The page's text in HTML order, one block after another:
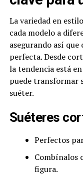
La variedad en
cada modelo a
asegurando así
perfecta. Desde
la tendencia está
puede transformar
suéter.
Suéteres
Perfectos
Combínalos
figura.